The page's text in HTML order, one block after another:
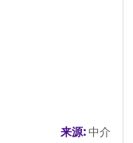
来源:中介